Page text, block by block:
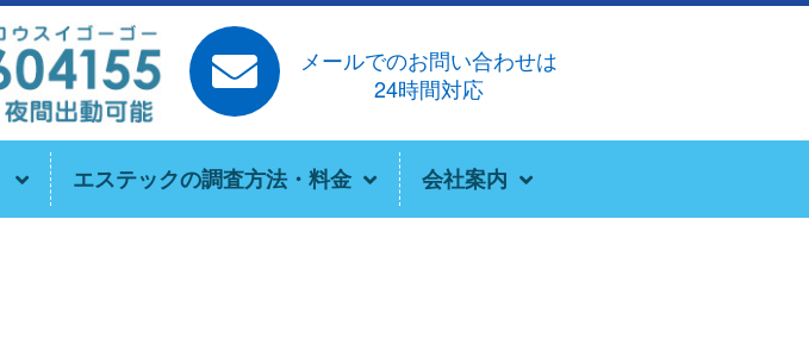
メールでのお問い合わせは
24時間対応
エステックの調査方法・料金 会社案内